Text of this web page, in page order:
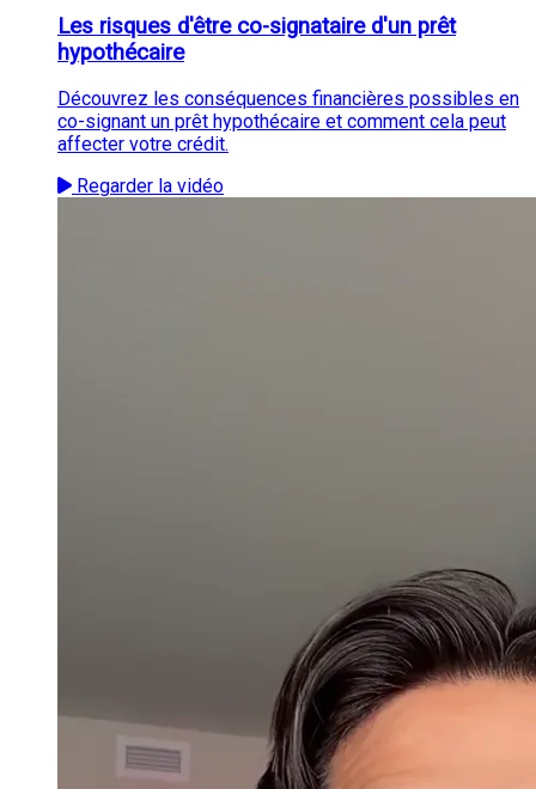
Les risques d'être co-signataire d'un prêt
hypothécaire
Découvrez les conséquences financières possibles en
co-signant un prêt hypothécaire et comment cela peut
affecter votre crédit.
Regarder la vidéo